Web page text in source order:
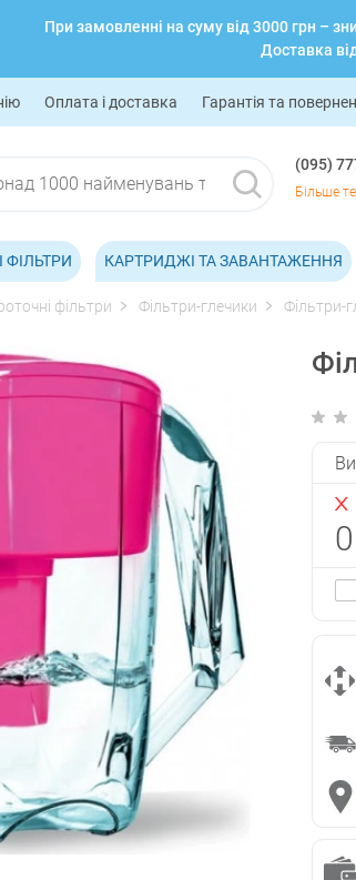
При замовленні на суму від 3000 грн –
Доставка
Оплата і доставка Гарантія та
(095)
Більше
ФІЛЬТРИ КАРТРИДЖІ ТА ЗАВАНТАЖЕННЯ
фільтри Фільтри-глечики Фільтри-